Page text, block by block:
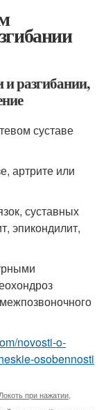
разгибании,
суставе
артрите или
суставных
эпикондилит,
novosti-o-
osobennosti
Локоть при нажатии